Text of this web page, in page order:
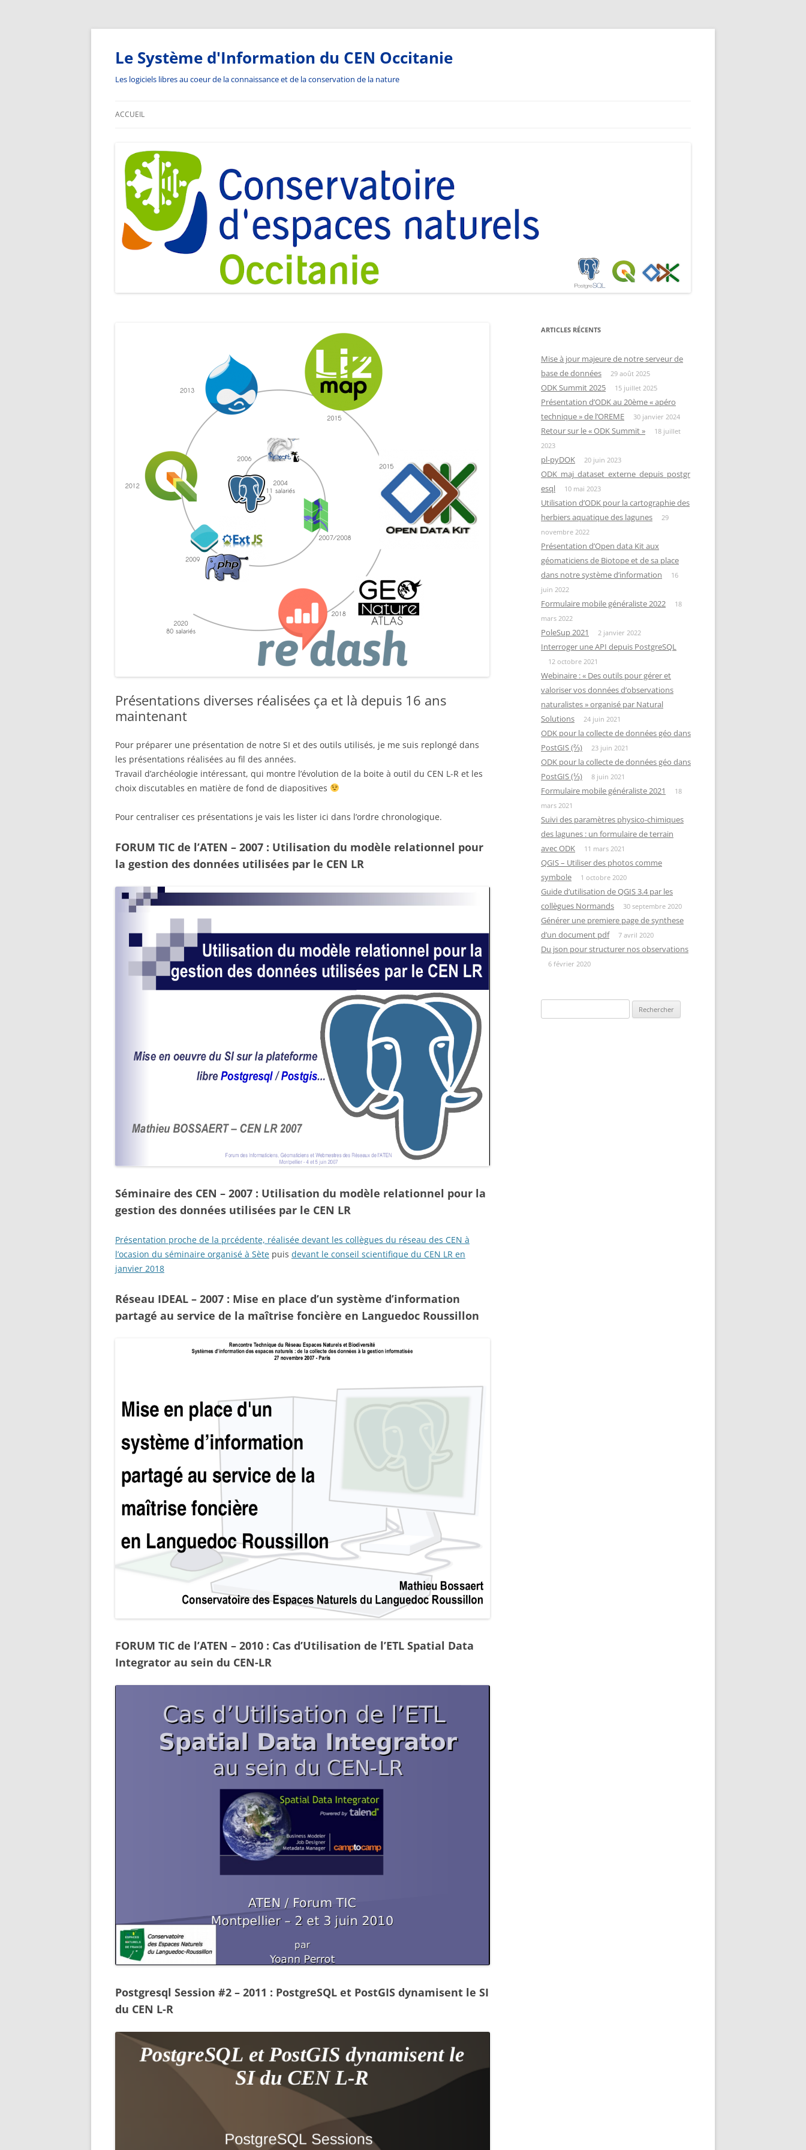
Aller
Le Système d'Information du CEN Occitanie
Les logiciels libres au coeur de la connaissance et de la conservation de la nature
ACCUEIL
Présentations diverses réalisées ça et là depuis 16 ans
maintenant
Pour préparer une présentation de notre SI et des outils utilisés, je me suis replongé dans
les présentations réalisées au fil des années.
Travail d’archéologie intéressant, qui montre l’évolution de la boite à outil du CEN L-R et les
choix discutables en matière de fond de diapositives
Pour centraliser ces présentations je vais les lister ici dans l’ordre chronologique.
FORUM TIC de l’ATEN – 2007 : Utilisation du modèle relationnel pour
la gestion des données utilisées par le CEN LR
Séminaire des CEN – 2007 : Utilisation du modèle relationnel pour la
gestion des données utilisées par le CEN LR
Présentation proche de la prcédente, réalisée devant les collègues du réseau des CEN à
l’ocasion du séminaire organisé à Sète puis devant le conseil scientifique du CEN LR en
janvier 2018
Réseau IDEAL – 2007 : Mise en place d’un système d’information
partagé au service de la maîtrise foncière en Languedoc Roussillon
FORUM TIC de l’ATEN – 2010 : Cas d’Utilisation de l’ETL Spatial Data
Integrator au sein du CEN-LR
Postgresql Session #2 – 2011 : PostgreSQL et PostGIS dynamisent le SI
du CEN L-R
ARTICLES RÉCENTS
Mise à jour majeure de notre serveur de
base de données
29 août 2025
ODK Summit 2025 15 juillet 2025
Présentation d’ODK au 20ème « apéro
technique » de l’OREME
30 janvier 2024
Retour sur le « ODK Summit »
18 juillet
2023
pl-pyDOK 20 juin 2023
ODK_maj_dataset_externe_depuis_postgr
esql
10 mai 2023
Utilisation d’ODK pour la cartographie des
herbiers aquatique des lagunes
29
novembre 2022
Présentation d’Open data Kit aux
géomaticiens de Biotope et de sa place
dans notre système d’information
16
juin 2022
Formulaire mobile généraliste 2022
18
mars 2022
PoleSup 2021 2 janvier 2022
Interroger une API depuis PostgreSQL
12 octobre 2021
Webinaire : « Des outils pour gérer et
valoriser vos données d’observations
naturalistes » organisé par Natural
Solutions
24 juin 2021
ODK pour la collecte de données géo dans
PostGIS (⅔)
23 juin 2021
ODK pour la collecte de données géo dans
PostGIS (⅓)
8 juin 2021
Formulaire mobile généraliste 2021
18
mars 2021
Suivi des paramètres physico-chimiques
des lagunes : un formulaire de terrain
avec ODK
11 mars 2021
QGIS – Utiliser des photos comme
symbole
1 octobre 2020
Guide d’utilisation de QGIS 3.4 par les
collègues Normands
30 septembre 2020
Générer une premiere page de synthese
d’un document pdf
7 avril 2020
Du json pour structurer nos observations
6 février 2020